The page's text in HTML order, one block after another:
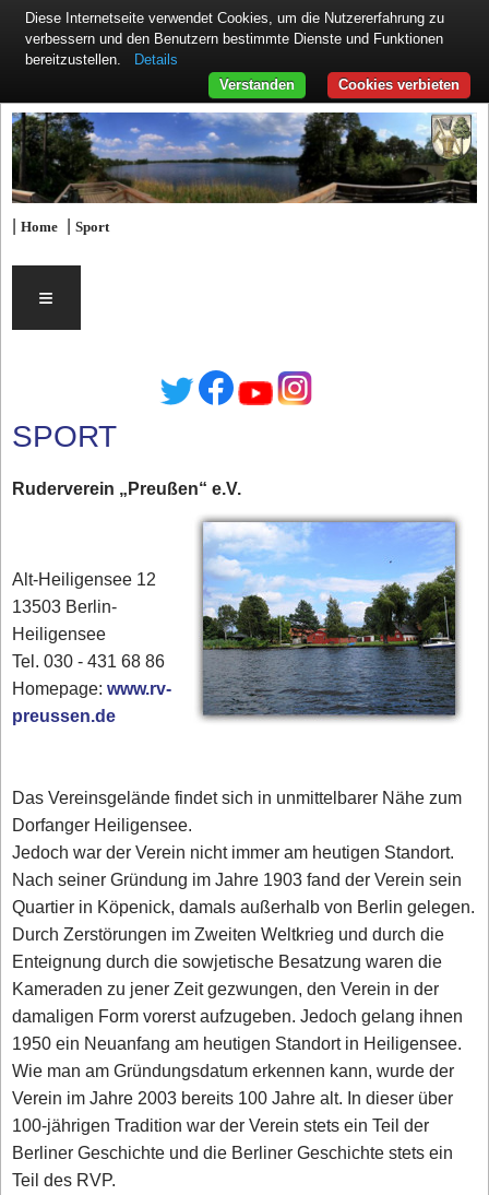
|Home |Sport
≡
SPORT
Ruderverein „Preußen“ e.V.
Alt-Heiligensee 12
13503 Berlin-
Heiligensee
Tel. 030 - 431 68 86
Homepage:www.rv-
preussen.de
Das Vereinsgelände findet sich in unmittelbarer Nähe zum
Dorfanger Heiligensee.
Jedoch war der Verein nicht immer am heutigen Standort.
Nach seiner Gründung im Jahre 1903 fand der Verein sein
Quartier in Köpenick, damals außerhalb von Berlin gelegen.
Durch Zerstörungen im Zweiten Weltkrieg und durch die
Enteignung durch die sowjetische Besatzung waren die
Kameraden zu jener Zeit gezwungen, den Verein in der
damaligen Form vorerst aufzugeben. Jedoch gelang ihnen
1950 ein Neuanfang am heutigen Standort in Heiligensee.
Wie man am Gründungsdatum erkennen kann, wurde der
Verein im Jahre 2003 bereits 100 Jahre alt. In dieser über
100-jährigen Tradition war der Verein stets ein Teil der
Berliner Geschichte und die Berliner Geschichte stets ein
Teil des RVP.
Diese Internetseite verwendet Cookies, um die Nutzererfahrung zu
verbessern und den Benutzern bestimmte Dienste und Funktionen
bereitzustellen.
Details
Cookies verbieten
Verstanden